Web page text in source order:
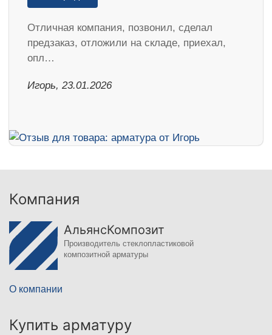
Отличная компания, позвонил, сделал
предзаказ, отложили на складе, приехал,
опл…
Игорь, 23.01.2026
Компания
АльянсКомпозит
Производитель стеклопластиковой
композитной арматуры
О компании
Купить арматуру